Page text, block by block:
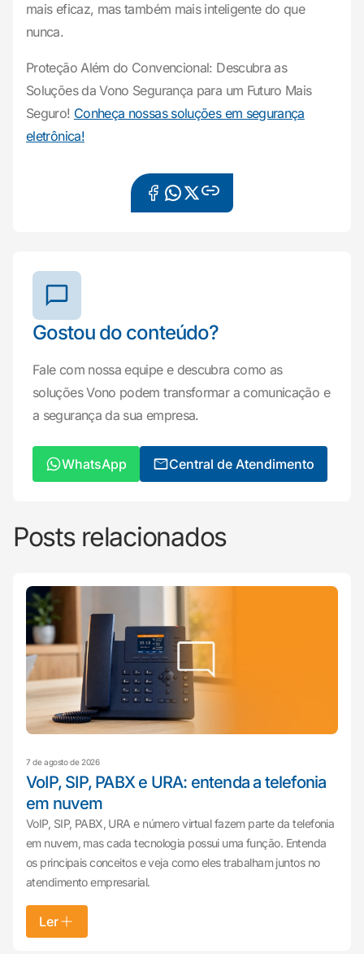
mais eficaz, mas também mais inteligente do que
nunca.
Proteção Além do Convencional: Descubra as
Soluções da Vono Segurança para um Futuro Mais
Seguro! Conheça nossas soluções em segurança
eletrônica!
Gostou do conteúdo?
Fale com nossa equipe e descubra como as
soluções Vono podem transformar a comunicação e
a segurança da sua empresa.
WhatsApp Central de Atendimento
Posts relacionados
7 de agosto de 2026
VoIP, SIP, PABX e URA: entenda a telefonia
em nuvem
VoIP, SIP, PABX, URA e número virtual fazem parte da telefonia
em nuvem, mas cada tecnologia possui uma função. Entenda
os principais conceitos e veja como eles trabalham juntos no
atendimento empresarial.
Ler